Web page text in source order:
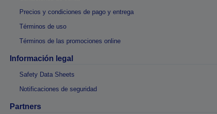
Precios y condiciones de pago y entrega
Términos de uso
Términos de las promociones online
Información legal
Safety Data Sheets
Notificaciones de seguridad
Partners